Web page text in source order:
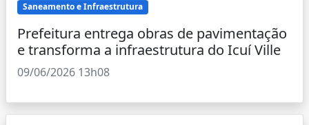
Saneamento e Infraestrutura
Prefeitura entrega obras de pavimentação
e transforma a infraestrutura do Icuí Ville
09/06/2026 13h08